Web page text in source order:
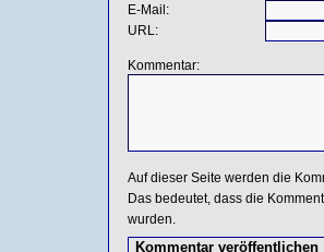
E-Mail:
URL:
Kommentar:
Auf dieser Seite werden die
Das bedeutet, dass die
wurden.